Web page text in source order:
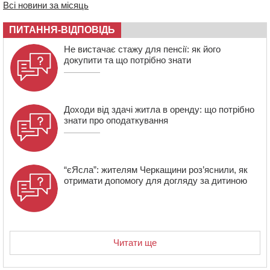
освіти через закупівлю електрики за завищеною
16:40 У Черкасах провели в останню путь двох
загиблих воїнів
16:07 До 1 вересня у Черкасах оновлюють дорожню
розмітку біля навчальних закладів (ФОТОФАКТ)
Всі новини за місяць
ПИТАННЯ-ВІДПОВІДЬ
Не вистачає стажу для пенсії: як його
докупити та що потрібно знати
Доходи від здачі житла в оренду: що потрібно
знати про оподаткування
“єЯсла”: жителям Черкащини роз’яснили, як
отримати допомогу для догляду за дитиною
Читати ще